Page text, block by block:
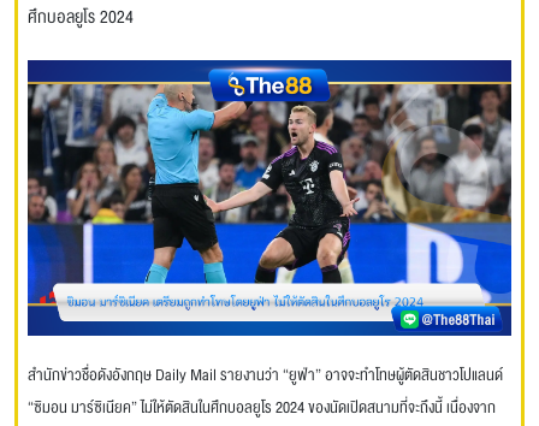
ศึกบอลยูโร 2024
สำนักข่าวชื่อดังอังกฤษ Daily Mail รายงานว่า “ยูฟ่า” อาจจะทำโทษผู้ตัดสินชาวโปแลนด์
“ซิมอน มาร์ซิเนียค” ไม่ให้ตัดสินในศึกบอลยูโร 2024 ของนัดเปิดสนามที่จะถึงนี้ เนื่องจาก